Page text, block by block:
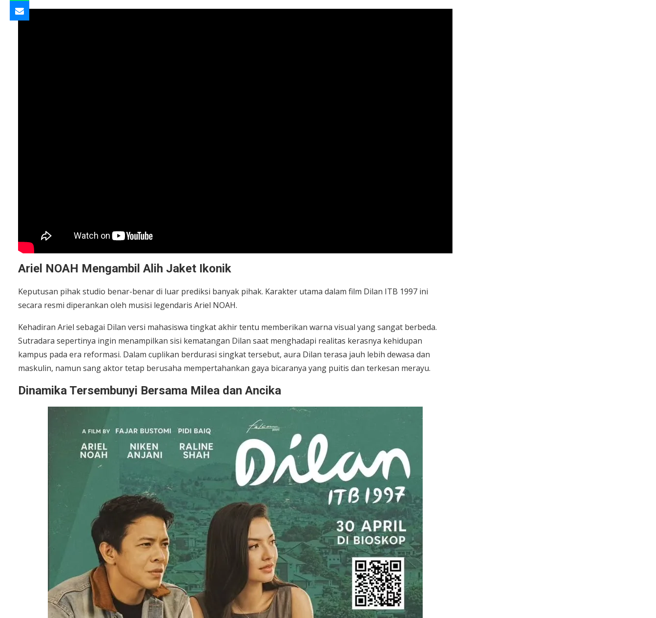
Ariel NOAH Mengambil Alih Jaket Ikonik
Keputusan pihak studio benar-benar di luar prediksi banyak pihak. Karakter utama dalam film Dilan ITB 1997 ini
secara resmi diperankan oleh musisi legendaris Ariel NOAH.
Kehadiran Ariel sebagai Dilan versi mahasiswa tingkat akhir tentu memberikan warna visual yang sangat berbeda.
Sutradara sepertinya ingin menampilkan sisi kematangan Dilan saat menghadapi realitas kerasnya kehidupan
kampus pada era reformasi. Dalam cuplikan berdurasi singkat tersebut, aura Dilan terasa jauh lebih dewasa dan
maskulin, namun sang aktor tetap berusaha mempertahankan gaya bicaranya yang puitis dan terkesan merayu.
Dinamika Tersembunyi Bersama Milea dan Ancika